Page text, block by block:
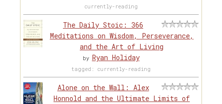
currently-reading
The Daily Stoic: 366
Meditations on Wisdom, Perseverance,
and the Art of Living
by Ryan Holiday
tagged: currently-reading
Alone on the Wall: Alex
Honnold and the Ultimate Limits of